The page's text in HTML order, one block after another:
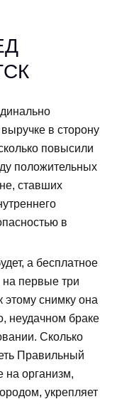
в сторону
повысили
положительных
ставших
в
а бесплатное
на первые три
этому снимку она
неудачном браке
Сколько
Правильный
на организм,
укрепляет